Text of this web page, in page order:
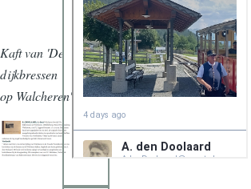
Kaft van 'De
dijkbressen
op Walcheren'